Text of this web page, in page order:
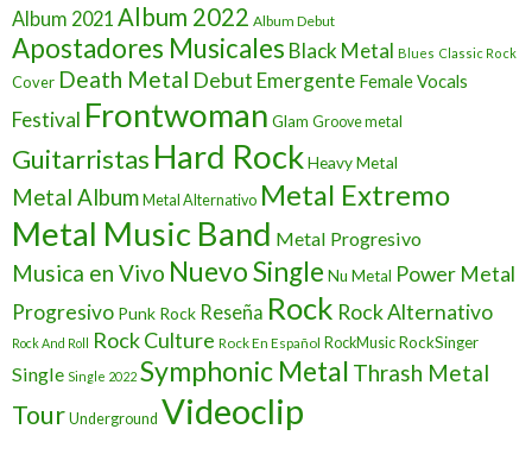
Album 2021 Album 2022 Album Debut
Apostadores Musicales Black Metal Blues Classic Rock
Cover Death Metal Debut Emergente Female Vocals
Festival Frontwoman Glam Groove metal
Guitarristas Hard RockHeavy Metal
Metal Album Metal Alternativo Metal Extremo
Metal Music Band Metal Progresivo
Musica en Vivo Nuevo Single Nu Metal Power Metal
Progresivo Punk Rock Reseña Rock Rock Alternativo
Rock And Roll Rock Culture Rock En Español RockMusic RockSinger
Single Single 2022 Symphonic Metal Thrash Metal
Tour Underground Videoclip